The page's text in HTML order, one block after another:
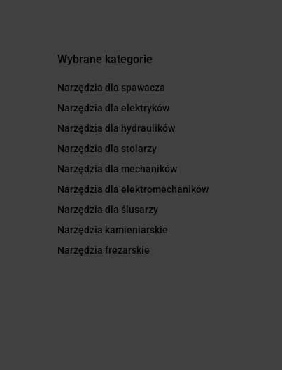
Wybrane kategorie
Narzędzia dla spawacza
Narzędzia dla elektryków
Narzędzia dla hydraulików
Narzędzia dla stolarzy
Narzędzia dla mechaników
Narzędzia dla elektromechaników
Narzędzia dla ślusarzy
Narzędzia kamieniarskie
Narzędzia frezarskie